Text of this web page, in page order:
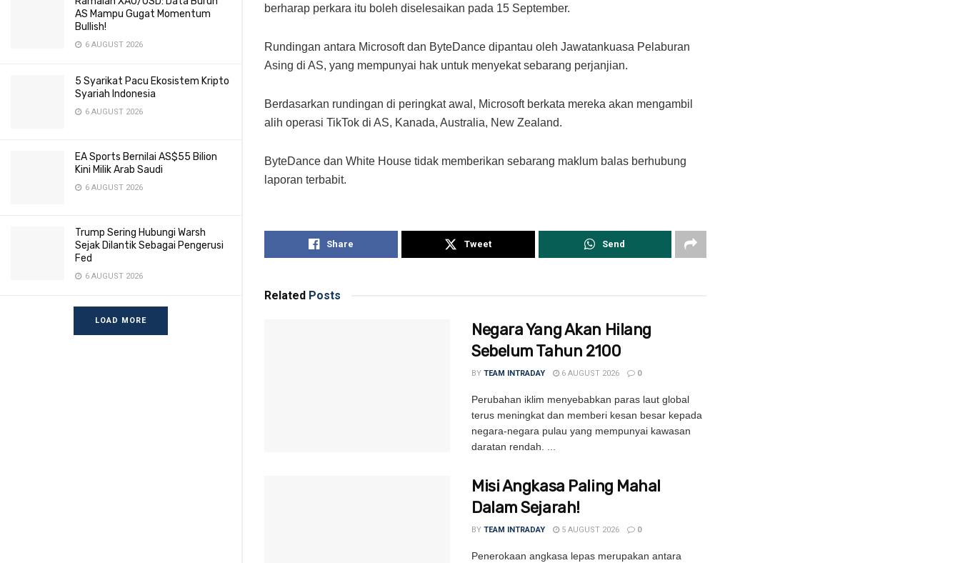
AS Mampu Gugat Momentum
Bullish!
6 AUGUST 2026
5 Syarikat Pacu Ekosistem Kripto
Syariah Indonesia
6 AUGUST 2026
EA Sports Bernilai AS$55 Bilion
Kini Milik Arab Saudi
6 AUGUST 2026
Trump Sering Hubungi Warsh
Sejak Dilantik Sebagai Pengerusi
Fed
6 AUGUST 2026
LOAD MORE
berharap perkara itu boleh diselesaikan pada 15 September.
Rundingan antara Microsoft dan ByteDance dipantau oleh Jawatankuasa Pelaburan
Asing di AS, yang mempunyai hak untuk menyekat sebarang perjanjian.
Berdasarkan rundingan di peringkat awal, Microsoft berkata mereka akan mengambil
alih operasi TikTok di AS, Kanada, Australia, New Zealand.
ByteDance dan White House tidak memberikan sebarang maklum balas berhubung
laporan terbabit.
Share Tweet Send
Related Posts
Negara Yang Akan Hilang
Sebelum Tahun 2100
BY TEAM INTRADAY 6 AUGUST 2026 0
Perubahan iklim menyebabkan paras laut global
terus meningkat dan memberi kesan besar kepada
negara-negara pulau yang mempunyai kawasan
daratan rendah. ...
Misi Angkasa Paling Mahal
Dalam Sejarah!
BY TEAM INTRADAY 5 AUGUST 2026 0
Penerokaan angkasa lepas merupakan antara